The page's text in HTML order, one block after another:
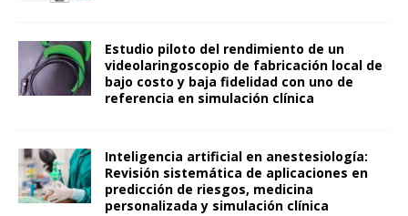
Estudio piloto del rendimiento de un
videolaringoscopio de fabricación local de
bajo costo y baja fidelidad con uno de
referencia en simulación clínica
Inteligencia artificial en anestesiología:
Revisión sistemática de aplicaciones en
predicción de riesgos, medicina
personalizada y simulación clínica